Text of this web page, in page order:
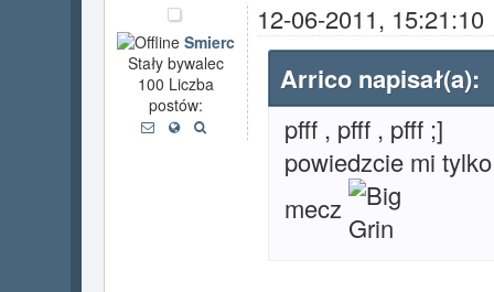
Smierc
Stały bywalec
100 Liczba
postów:
12-06-2011, 15:21:10
Arrico napisał(a):
pfff , pfff , pfff ;]
powiedzcie mi
mecz